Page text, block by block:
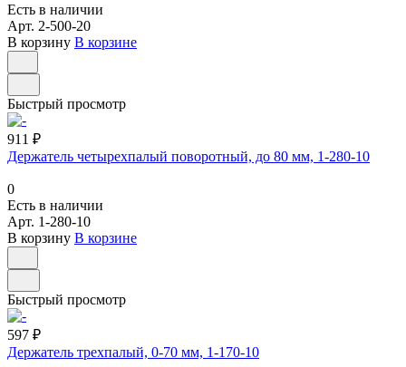
Есть в наличии
Арт. 2-500-20
В корзину В корзине
Быстрый просмотр
911 ₽
Держатель четырехпалый поворотный, до 80 мм, 1-280-10
0
Есть в наличии
Арт. 1-280-10
В корзину В корзине
Быстрый просмотр
597 ₽
Держатель трехпалый, 0-70 мм, 1-170-10